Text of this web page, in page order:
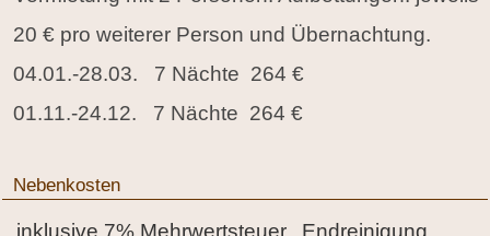
20 € pro weiterer Person und Übernachtung.
04.01.-28.03. 7 Nächte 264 €
01.11.-24.12. 7 Nächte 264 €
Nebenkosten